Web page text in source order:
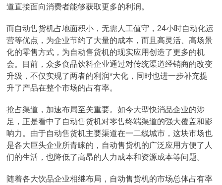
道直接面向消费者能够获取更多的利润。
而自动售货机占地面积小，无需人工值守，24小时自动化运
营等优点，为企业节约了大量的成本，而且高灵活、高场景
化的零售方式，为自动售货机的现实应用创造了更多的机
会。目前，众多食品饮料企业通过对传统渠道经销商的改变
升级，不仅实现了两者的利润*大化，同时也进一步补充提
升了产品在整个市场的占有率。
抢占渠道，加速布局至关重要。如今大型快消品企业的涉
足，正是看中了自动售货机对零售终端渠道的强大覆盖和影
响力。由于自动售货机主要渠道在一二线城市，这块市场也
是各大巨头企业所青睐的，自动售货机的广泛应用方便了人
们的生活，也降低了高昂的人力成本和资源成本等问题。
随着各大饮品企业相继布局，自动售货机的市场总体占有率